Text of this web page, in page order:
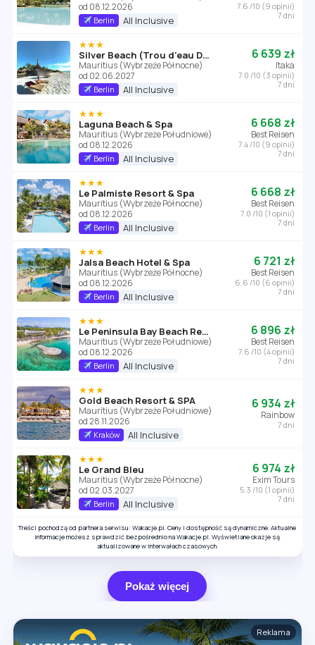
od 08.12.2026
Berlin All Inclusive
7.6 /10 (9 opinii)
7 dni
★★★
Silver Beach (Trou d'eau Douce)
Mauritius (Wybrzeże Północne)
od 02.06.2027
Berlin All Inclusive
6 639 zł
Itaka
7.0 /10 (3 opinii)
7 dni
★★★
Laguna Beach & Spa
Mauritius (Wybrzeże Południowe)
od 08.12.2026
Berlin All Inclusive
6 668 zł
Best Reisen
7.4 /10 (9 opinii)
7 dni
★★★
Le Palmiste Resort & Spa
Mauritius (Wybrzeże Północne)
od 08.12.2026
Berlin All Inclusive
6 668 zł
Best Reisen
7.0 /10 (1 opinii)
7 dni
★★★
Jalsa Beach Hotel & Spa
Mauritius (Wybrzeże Północne)
od 08.12.2026
Berlin All Inclusive
6 721 zł
Best Reisen
6.6 /10 (6 opinii)
7 dni
★★★
Le Peninsula Bay Beach Resort
Mauritius (Wybrzeże Południowe)
od 08.12.2026
Berlin All Inclusive
6 896 zł
Best Reisen
7.6 /10 (4 opinii)
7 dni
★★★
Gold Beach Resort & SPA
Mauritius (Wybrzeże Południowe)
od 28.11.2026
Kraków All Inclusive
6 934 zł
Rainbow
7 dni
★★★
Le Grand Bleu
Mauritius (Wybrzeże Północne)
od 02.03.2027
Berlin All Inclusive
6 974 zł
Exim Tours
5.3 /10 (1 opinii)
7 dni
Treści pochodzą od partnera serwisu: Wakacje.pl. Ceny i dostępność są dynamiczne. Aktualne
informacje możesz sprawdzić bezpośrednio na Wakacje.pl. Wyświetlane okazje są
aktualizowane w interwałach czasowych.
Pokaż więcej
Reklama